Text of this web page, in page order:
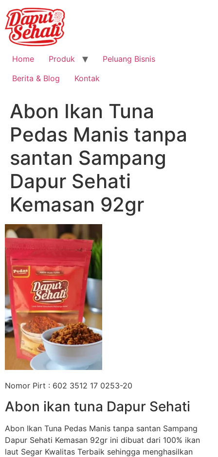
Home Produk
Peluang Bisnis
Berita & Blog
Kontak
Abon Ikan Tuna
Pedas Manis tanpa
santan Sampang
Dapur Sehati
Kemasan 92gr
Nomor Pirt : 602 3512 17 0253-20
Abon ikan tuna Dapur Sehati
Abon Ikan Tuna Pedas Manis tanpa santan Sampang
Dapur Sehati Kemasan 92gr ini dibuat dari 100% ikan
laut Segar Kwalitas Terbaik sehingga menghasilkan